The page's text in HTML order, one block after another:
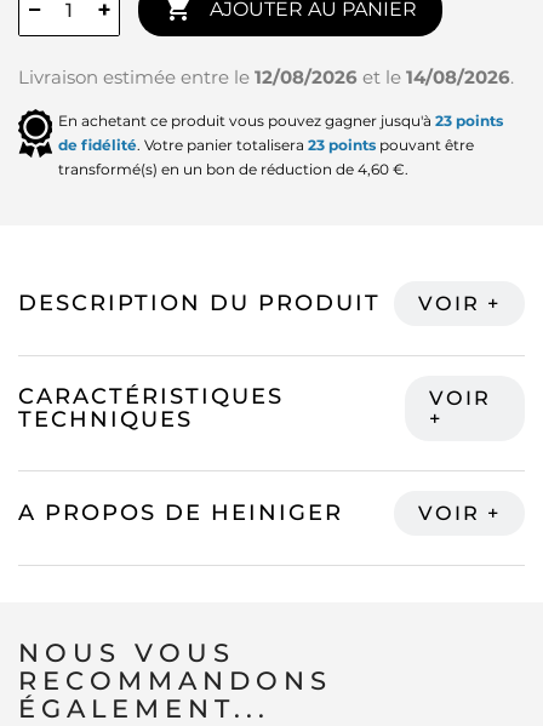
− +  AJOUTER AU PANIER
Livraison estimée entre le 12/08/2026 et le 14/08/2026.
En achetant ce produit vous pouvez gagner jusqu'à 23 points
de fidélité. Votre panier totalisera 23 points pouvant être
transformé(s) en un bon de réduction de 4,60 €.
DESCRIPTION DU PRODUIT
CARACTÉRISTIQUES
TECHNIQUES
A PROPOS DE HEINIGER
NOUS VOUS
RECOMMANDONS
ÉGALEMENT...